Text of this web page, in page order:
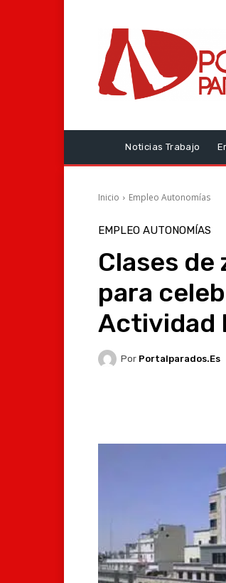
Noticias Trabajo
Inicio Empleo Autonomías
EMPLEO AUTONOMÍAS
Clases de
para
Actividad
Por Portalparados.es